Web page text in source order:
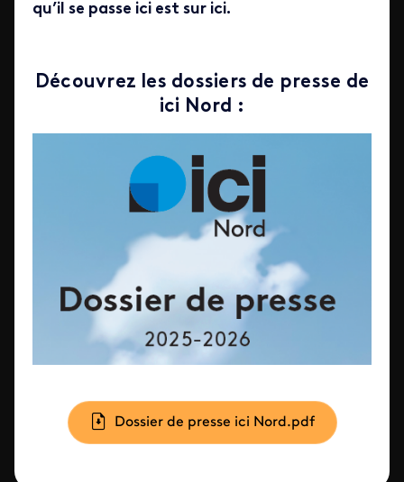
qu’il se passe ici est sur ici.
Découvrez les dossiers de presse de
ici Nord :
Document
Dossier de presse ici Nord.pdf